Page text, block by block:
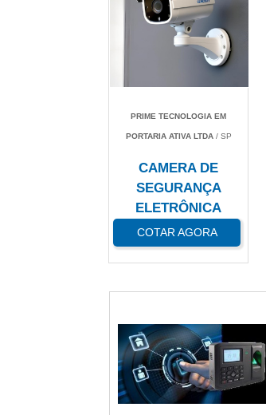
PRIME TECNOLOGIA EM
PORTARIA ATIVA LTDA/ SP
CAMERA DE
SEGURANÇA
ELETRÔNICA
COTAR AGORA